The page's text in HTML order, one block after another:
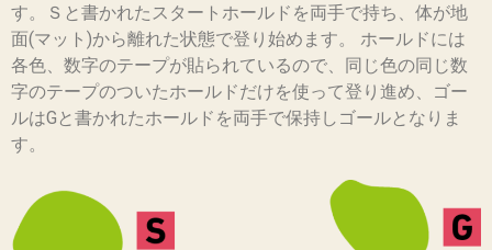
す。Ｓと書かれたスタートホールドを両手で持ち、体が地
面(マット)から離れた状態で登り始めます。 ホールドには
各色、数字のテープが貼られているので、同じ色の同じ数
字のテープのついたホールドだけを使って登り進め、ゴー
ルはGと書かれたホールドを両手で保持しゴールとなりま
す。